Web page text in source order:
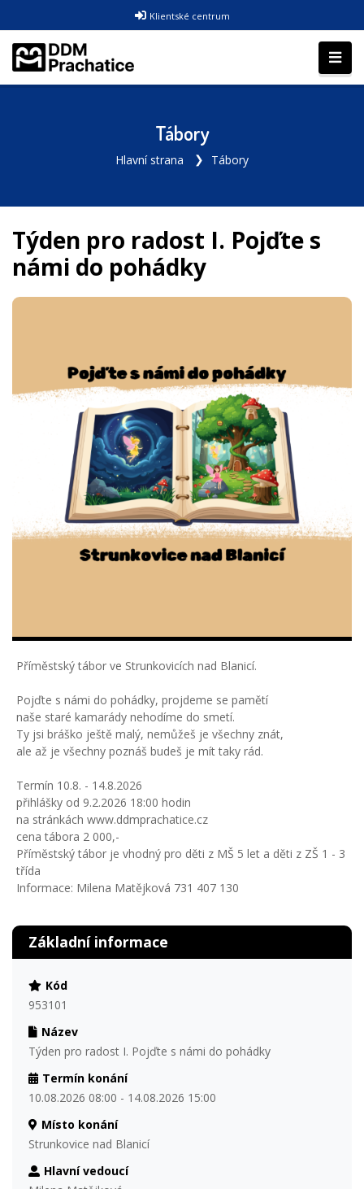
Klientské centrum
Tábory
Hlavní strana Tábory
Týden pro radost I. Pojďte s
námi do pohádky
Příměstský tábor ve Strunkovicích nad Blanicí.
Pojďte s námi do pohádky, projdeme se pamětí
naše staré kamarády nehodíme do smetí.
Ty jsi bráško ještě malý, nemůžeš je všechny znát,
ale až je všechny poznáš budeš je mít taky rád.
Termín 10.8. - 14.8.2026
přihlášky od 9.2.2026 18:00 hodin
na stránkách www.ddmprachatice.cz
cena tábora 2 000,-
Příměstský tábor je vhodný pro děti z MŠ 5 let a děti z ZŠ 1 - 3
třída
Informace: Milena Matějková 731 407 130
Základní informace
Kód
953101
Název
Týden pro radost I. Pojďte s námi do pohádky
Termín konání
10.08.2026 08:00 - 14.08.2026 15:00
Místo konání
Strunkovice nad Blanicí
Hlavní vedoucí